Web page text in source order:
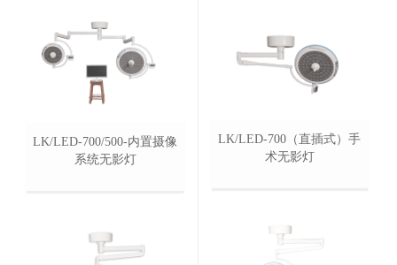
LK/LED-700/500-内置摄像
系统无影灯
LK/LED-700（直插式）手
术无影灯